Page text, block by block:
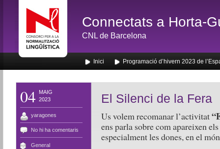
Connectats a Horta-
CNL de Barcelona
Inici Programació d’hivern 2023 de
04
MAIG
2023
yaragones
No hi ha comentaris
General
El Silenci de la Fera
Us volem recomanar l’activitat
ens parla sobre com apareixen
especialment les dones, en el